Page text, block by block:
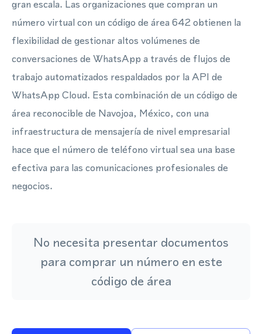
gran escala. Las organizaciones que compran un
número virtual con un código de área 642 obtienen la
flexibilidad de gestionar altos volúmenes de
conversaciones de WhatsApp a través de flujos de
trabajo automatizados respaldados por la API de
WhatsApp Cloud. Esta combinación de un código de
área reconocible de Navojoa, México, con una
infraestructura de mensajería de nivel empresarial
hace que el número de teléfono virtual sea una base
efectiva para las comunicaciones profesionales de
negocios.
No necesita presentar documentos
para comprar un número en este
código de área